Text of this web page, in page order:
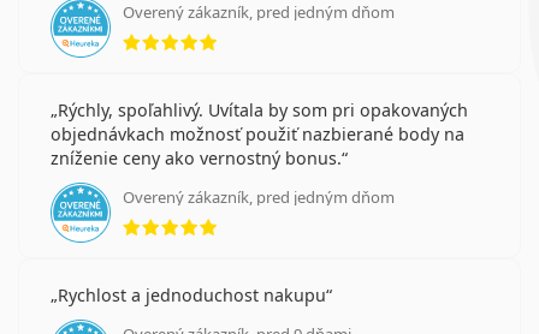
Overený zákazník, pred jedným dňom
hodnotenie 5 z 5
Rýchly, spoľahlivý. Uvítala by som pri opakovaných
objednávkach možnosť použiť nazbierané body na
zníženie ceny ako vernostný bonus.
Overený zákazník, pred jedným dňom
hodnotenie 5 z 5
Rychlost a jednoduchost nakupu